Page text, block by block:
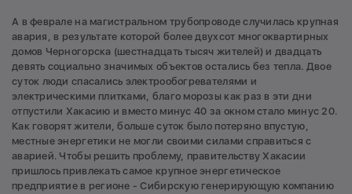
А в феврале на магистральном трубопроводе случилась крупная
авария, в результате которой более двухсот многоквартирных
домов Черногорска (шестнадцать тысяч жителей) и двадцать
девять социально значимых объектов остались без тепла. Двое
суток люди спасались электрообогревателями и
электрическими плитками, благо морозы как раз в эти дни
отпустили Хакасию и вместо минус 40 за окном стало минус 20.
Как говорят жители, больше суток было потеряно впустую,
местные энергетики не могли своими силами справиться с
аварией. Чтобы решить проблему, правительству Хакасии
пришлось привлекать самое крупное энергетическое
предприятие в регионе - Сибирскую генерирующую компанию